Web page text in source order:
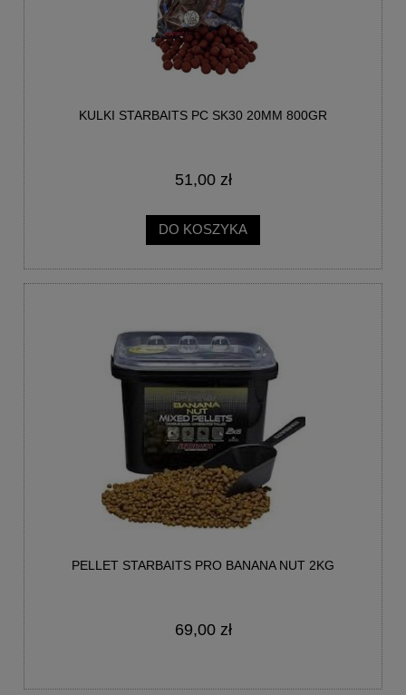
KULKI STARBAITS PC SK30 20MM 800GR
51,00 zł
DO KOSZYKA
PELLET STARBAITS PRO BANANA NUT 2KG
69,00 zł